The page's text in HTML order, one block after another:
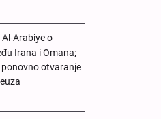
Arabiye o
Irana i Omana;
otvaranje